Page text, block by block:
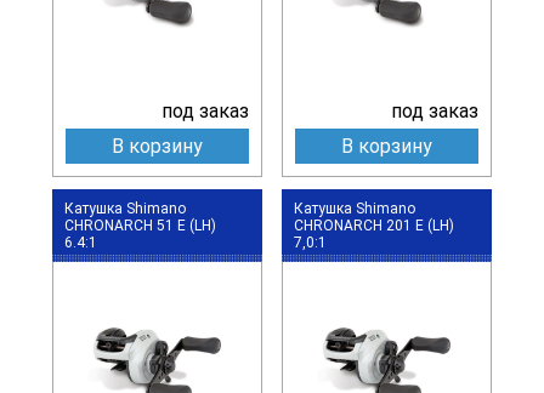
под заказ
В корзину
под заказ
В корзину
Катушка Shimano
CHRONARCH 51 E (LH)
6.4:1
Катушка Shimano
CHRONARCH 201 E (LH)
7,0:1